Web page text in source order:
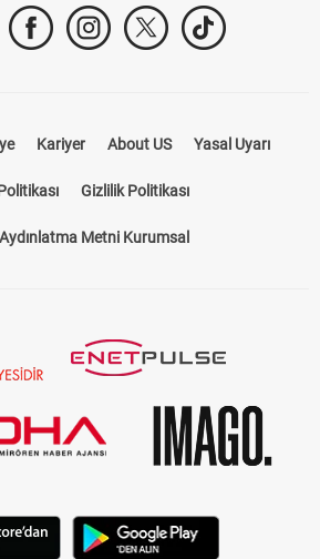
Kariyer About US Yasal Uyarı
Gizlilik Politikası
Metni Kurumsal